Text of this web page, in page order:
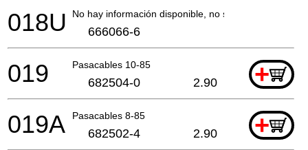
No hay información disponible, no se puede pedir
018U 666066-6
Pasacables 10-85 +
019 682504-0 2.90
Pasacables 8-85 +
019A 682502-4 2.90